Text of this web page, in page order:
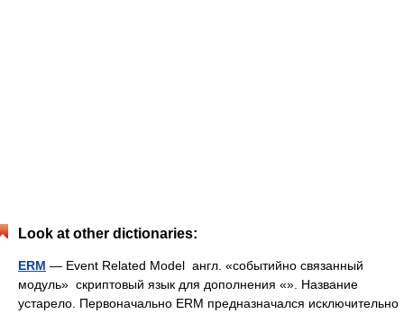
Look at other dictionaries:
ERM — Event Related Model англ. «событийно связанный
модуль» скриптовый язык для дополнения «». Название
устарело. Первоначально ERM предназначался исключительно